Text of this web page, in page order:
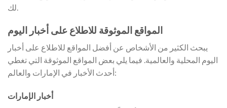
لك.
المواقع الموثوقة للاطلاع على أخبار اليوم
يبحث الكثير من الأشخاص عن أفضل المواقع للاطلاع على أخبار
اليوم المحلية والعالمية. فيما يلي بعض المواقع الموثوقة التي تغطي
أحدث الأخبار في الإمارات والعالم:
أخبار الإمارات